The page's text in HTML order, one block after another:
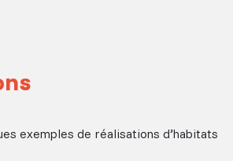
exemples de réalisations d’habitats